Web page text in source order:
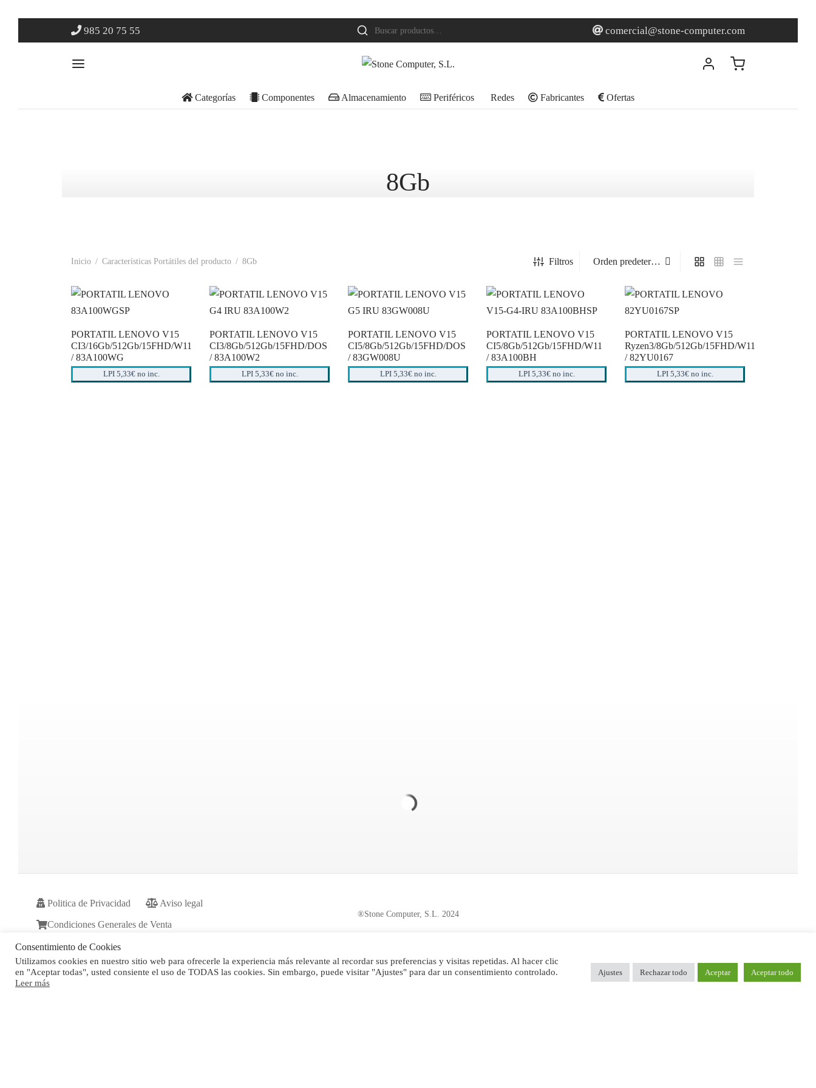
985 20 75 55 comercial@stone-computer.com
Categorías Componentes Almacenamiento Periféricos Redes Fabricantes Ofertas
8Gb
Inicio / Características Portátiles del producto / 8Gb Filtros
PORTATIL LENOVO V15
CI3/16Gb/512Gb/15FHD/W11
/ 83A100WG
LPI 5,33€ no inc.
PORTATIL LENOVO V15
CI3/8Gb/512Gb/15FHD/DOS
/ 83A100W2
LPI 5,33€ no inc.
PORTATIL LENOVO V15
CI5/8Gb/512Gb/15FHD/DOS
/ 83GW008U
LPI 5,33€ no inc.
PORTATIL LENOVO V15
CI5/8Gb/512Gb/15FHD/W11
/ 83A100BH
LPI 5,33€ no inc.
PORTATIL LENOVO V15
Ryzen3/8Gb/512Gb/15FHD/W11
/ 82YU0167
LPI 5,33€ no inc.
Politica de Privacidad Aviso legal
Condiciones Generales de Venta
®Stone Computer, S.L. 2024
Consentimiento de Cookies
Utilizamos cookies en nuestro sitio web para ofrecerle la experiencia más relevante al recordar sus preferencias y visitas repetidas. Al hacer clic
en "Aceptar todas", usted consiente el uso de TODAS las cookies. Sin embargo, puede visitar "Ajustes" para dar un consentimiento controlado.
Leer más
Ajustes Rechazar todo Aceptar Aceptar todo